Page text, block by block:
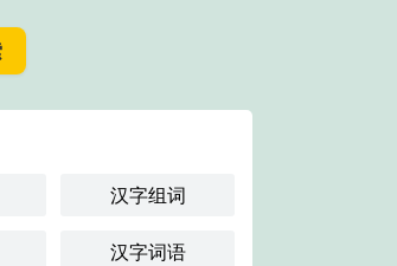
汉字组词
汉字词语